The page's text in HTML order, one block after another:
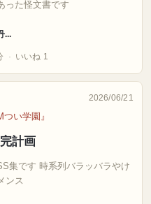
った怪文書です
...
いいね 1
2026/06/21
い学園』
計画
集です 時系列バラッバラやけ
ンス